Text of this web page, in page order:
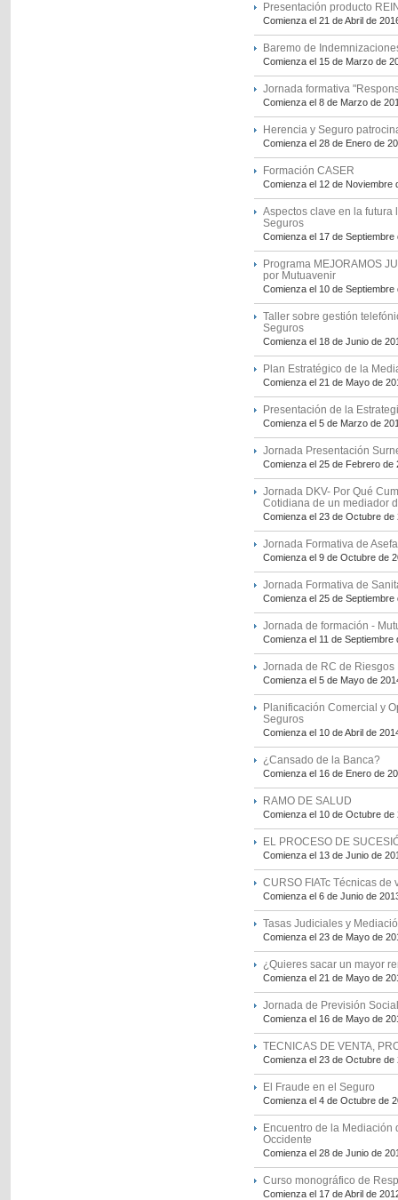
Presentación producto
Comienza el 21 de Abril de
Baremo de
Comienza el 15 de Marzo de
Jornada formativa
Comienza el 8 de Marzo de
Herencia y Seguro
Comienza el 28 de Enero de
Formación CASER
Comienza el 12 de Noviembre
Aspectos clave en la
Seguros
Comienza el 17 de Septiembre
Programa MEJORAMOS
por Mutuavenir
Comienza el 10 de Septiembre
Taller sobre gestión
Seguros
Comienza el 18 de Junio de
Plan Estratégico de la
Comienza el 21 de Mayo de
Presentación de la
Comienza el 5 de Marzo de
Jornada Presentación
Comienza el 25 de Febrero de
Jornada DKV- Por Qué
Cotidiana de un mediador
Comienza el 23 de Octubre de
Jornada Formativa de
Comienza el 9 de Octubre de
Jornada Formativa de
Comienza el 25 de Septiembre
Jornada de formación -
Comienza el 11 de Septiembre
Jornada de RC de
Comienza el 5 de Mayo de
Planificación Comercial y
Seguros
Comienza el 10 de Abril de
¿Cansado de la Banca?
Comienza el 16 de Enero de
RAMO DE SALUD
Comienza el 10 de Octubre de
EL PROCESO DE
Comienza el 13 de Junio de
CURSO FIATc Técnicas de
Comienza el 6 de Junio de
Tasas Judiciales y
Comienza el 23 de Mayo de
¿Quieres sacar un mayor
Comienza el 21 de Mayo de
Jornada de Previsión
Comienza el 16 de Mayo de
TECNICAS DE VENTA,
Comienza el 23 de Octubre de
El Fraude en el Seguro
Comienza el 4 de Octubre de
Encuentro de la
Occidente
Comienza el 28 de Junio de
Curso monográfico de
Comienza el 17 de Abril de